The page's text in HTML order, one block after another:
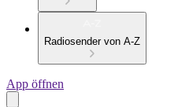
Radiosender von A-Z
App öffnen